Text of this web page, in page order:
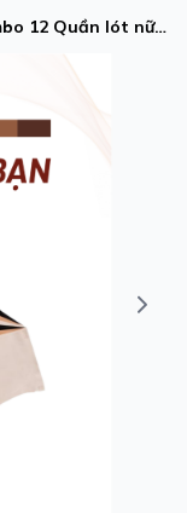
12 Quần lót nữ
may bonding